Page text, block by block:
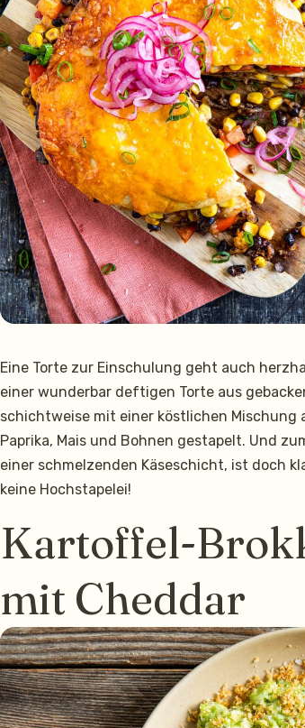
Eine Torte zur Einschulung geht auch
einer wunderbar deftigen Torte aus
schichtweise mit einer köstlichen Mischung
Paprika, Mais und Bohnen gestapelt. Und
einer schmelzenden Käseschicht, ist doch
keine Hochstapelei!
Kartoffel-
mit Cheddar